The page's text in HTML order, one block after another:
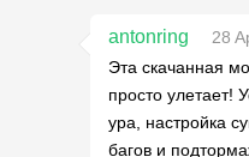
antonring
28
Эта скачанная
просто улетает!
ура, настройка
багов и